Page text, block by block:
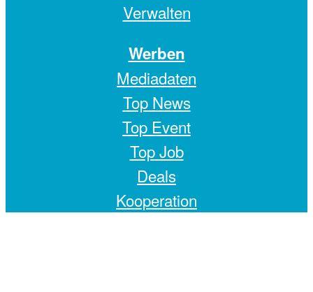
Verwalten
Werben
Mediadaten
Top News
Top Event
Top Job
Deals
Kooperation